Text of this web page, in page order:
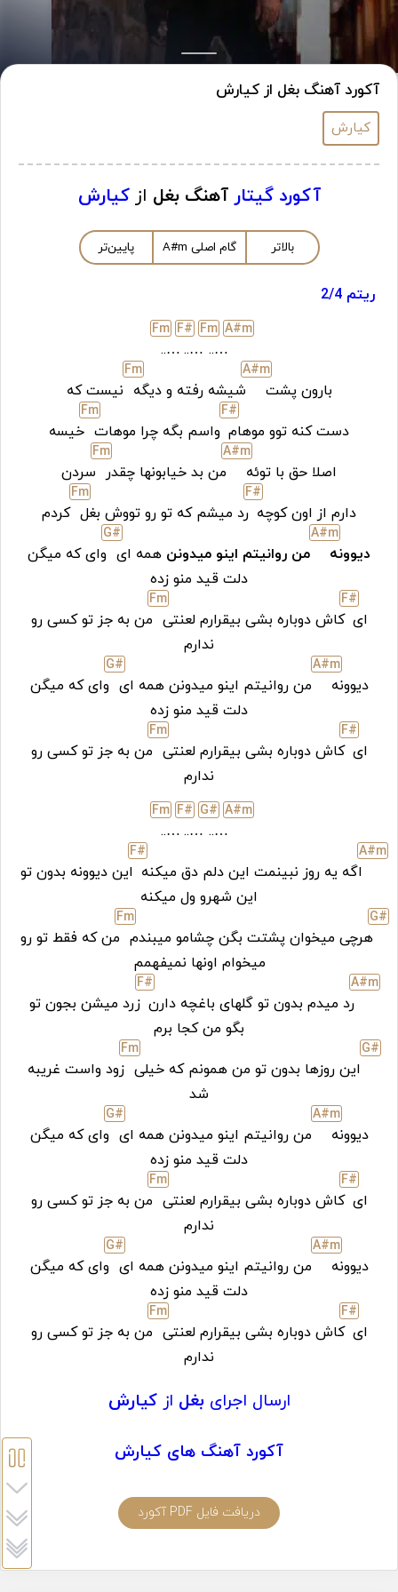
آکورد آهنگ بغل از کیارش
کیارش
آکورد گیتار آهنگ بغل ازکیارش
بالاتر گام اصلی A#m پایین‌تر
ریتم 2/4
A#m
…..
Fm
…..
F#
…..
Fm
بارون پشت
A#m
شیشه رفته و دیگه
Fm
نیست که
دست کنه توو موهام
F#
واسم بگه چرا موهات
Fm
خیسه
اصلا حق با توئه
A#m
من بد خیابونها چقدر
Fm
سردن
دارم از اون کوچه
F#
رد میشم که تو رو تووش بغل
Fm
کردم
دیوونه
A#m
من روانیتم اینو میدونن همه ای
G#
وای که میگن
دلت قید منو زده
ای
F#
کاش دوباره بشی بیقرارم لعنتی
Fm
من به جز تو کسی رو
ندارم
دیوونه
A#m
من روانیتم اینو میدونن همه ای
G#
وای که میگن
دلت قید منو زده
ای
F#
کاش دوباره بشی بیقرارم لعنتی
Fm
من به جز تو کسی رو
ندارم
A#m
…..
G#
…..
F#
…..
Fm
A#m
اگه یه روز نبینمت این دلم دق میکنه
F#
این دیوونه بدون تو
این شهرو ول میکنه
G#
هرچی میخوان پشتت بگن چشامو میبندم
Fm
من که فقط تو رو
میخوام اونها نمیفهمم
A#m
رد میدم بدون تو گلهای باغچه دارن
F#
زرد میشن بجون تو
بگو من کجا برم
G#
این روزها بدون تو من همونم که خیلی
Fm
زود واست غریبه
شد
دیوونه
A#m
من روانیتم اینو میدونن همه ای
G#
وای که میگن
دلت قید منو زده
ای
F#
کاش دوباره بشی بیقرارم لعنتی
Fm
من به جز تو کسی رو
ندارم
دیوونه
A#m
من روانیتم اینو میدونن همه ای
G#
وای که میگن
دلت قید منو زده
ای
F#
کاش دوباره بشی بیقرارم لعنتی
Fm
من به جز تو کسی رو
ندارم
ارسال اجرای بغل ازکیارش
آکورد آهنگ های کیارش
دریافت فایل PDF آکورد